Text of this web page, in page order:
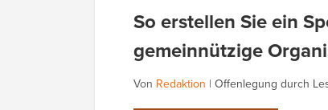
So erstellen Sie ein
gemeinnützige
Von Redaktion | Offenlegung durch